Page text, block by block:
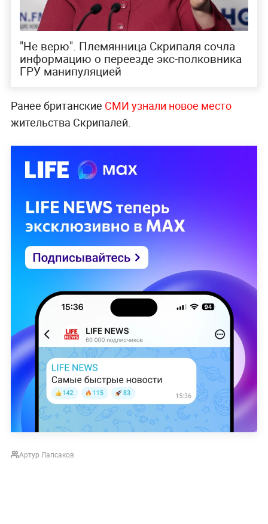
"Не верю". Племянница Скрипаля сочла
информацию о переезде экс-полковника
ГРУ манипуляцией
Ранее британские СМИ узнали новое место
жительства Скрипалей.
Артур Лапсаков